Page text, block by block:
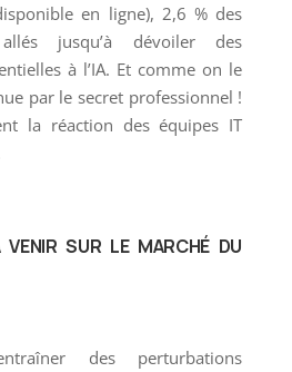
en ligne), 2,6 % des
jusqu’à dévoiler des
à l’IA. Et comme on le
par le secret professionnel !
la réaction des équipes IT
VENIR SUR LE MARCHÉ DU
des perturbations